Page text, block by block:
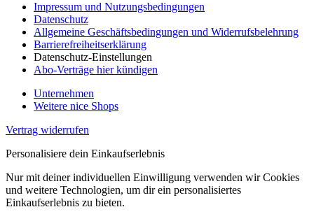
Impressum und Nutzungsbedingungen
Datenschutz
Allgemeine Geschäftsbedingungen und Widerrufsbelehrung
Barrierefreiheitserklärung
Datenschutz-Einstellungen
Abo-Verträge hier kündigen
Unternehmen
Weitere nice Shops
Vertrag widerrufen
Personalisiere dein Einkaufserlebnis
Nur mit deiner individuellen Einwilligung verwenden wir Cookies
und weitere Technologien, um dir ein personalisiertes
Einkaufserlebnis zu bieten.